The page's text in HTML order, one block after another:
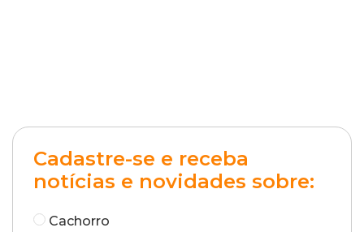
Cadastre-se e receba
notícias e novidades sobre:
Cachorro